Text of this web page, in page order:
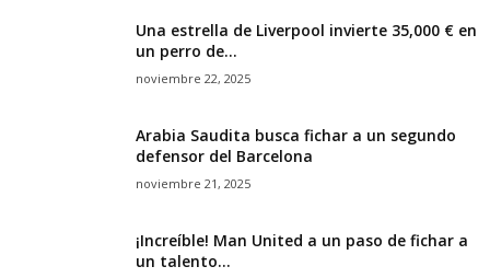
Una estrella de Liverpool invierte 35,000 € en
un perro de...
noviembre 22, 2025
Arabia Saudita busca fichar a un segundo
defensor del Barcelona
noviembre 21, 2025
¡Increíble! Man United a un paso de fichar a
un talento...